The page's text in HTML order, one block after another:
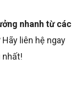
nhanh từ các
Hãy liên hệ ngay
nhất!